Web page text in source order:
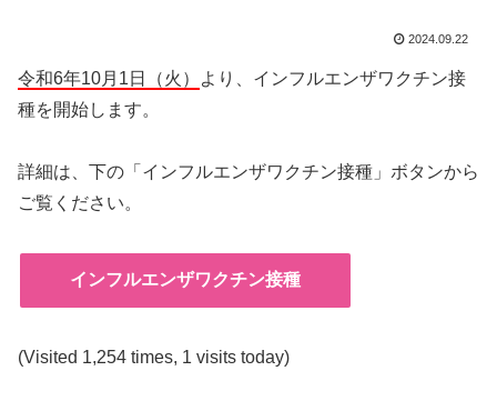
2024.09.22
令和6年10月1日（火）
より、インフルエンザワクチン接
種を開始します。
詳細は、下の「インフルエンザワクチン接種」ボタンから
ご覧ください。
インフルエンザワクチン接種
(Visited 1,254 times, 1 visits today)